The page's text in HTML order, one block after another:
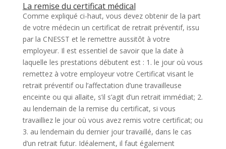
La remise du certificat médical
Comme expliqué ci-haut, vous devez obtenir de la part
de votre médecin un certificat de retrait préventif, issu
par la CNESST et le remettre aussitôt à votre
employeur. Il est essentiel de savoir que la date à
laquelle les prestations débutent est : 1. le jour où vous
remettez à votre employeur votre Certificat visant le
retrait préventif ou l’affectation d’une travailleuse
enceinte ou qui allaite, s’il s’agit d’un retrait immédiat; 2.
au lendemain de la remise du certificat, si vous
travailliez le jour où vous avez remis votre certificat; ou
3. au lendemain du dernier jour travaillé, dans le cas
d’un retrait futur. Idéalement, il faut également